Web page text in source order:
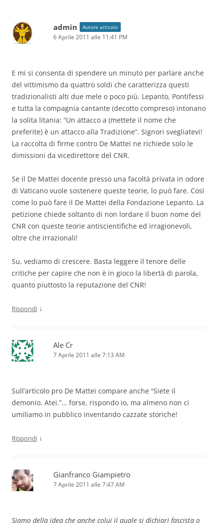
admin Autore articolo
6 Aprile 2011 alle 11:41 PM
E mi si consenta di spendere un minuto per parlare anche
del vittimismo da quattro soldi che caratterizza questi
tradizionalisti alti due mele o poco più. Lepanto, Pontifessi
e tutta la compagnia cantante (decotto compreso) intonano
la solita litania: “Un attacco a (mettete il nome che
preferite) è un attacco alla Tradizione”. Signori svegliatevi!
La raccolta di firme contro De Mattei ne richiede solo le
dimissioni da vicedirettore del CNR.
Se il De Mattei docente presso una facoltà privata in odore
di Vaticano vuole sostenere queste teorie, lo può fare. Così
come lo può fare il De Mattei della Fondazione Lepanto. La
petizione chiede soltanto di non lordare il buon nome del
CNR con queste teorie antiscientifiche ed irragionevoli,
oltre che irrazionali!
Su, vediamo di crescere. Basta leggere il tenore delle
critiche per capire che non è in gioco la libertà di parola,
quanto piuttosto la reputazione del CNR!
Rispondi ↓
Ale Cr
7 Aprile 2011 alle 7:13 AM
Sull’articolo pro De Mattei compare anche “Siete il
demonio. Atei.”… forse, rispondo io, ma almeno non ci
umiliamo in pubblico inventando cazzate storiche!
Rispondi ↓
Gianfranco Giampietro
7 Aprile 2011 alle 7:47 AM
Siamo della idea che anche colui il quale si dichiari fascista o